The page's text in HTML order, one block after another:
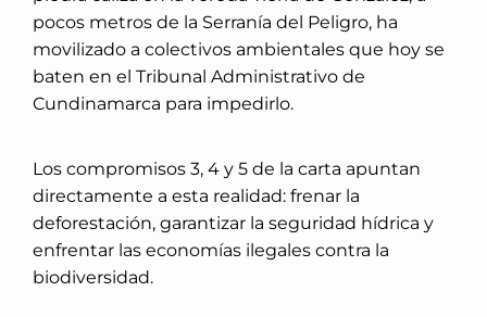
pocos metros de la Serranía del Peligro, ha
movilizado a colectivos ambientales que hoy se
baten en el Tribunal Administrativo de
Cundinamarca para impedirlo.
Los compromisos 3, 4 y 5 de la carta apuntan
directamente a esta realidad: frenar la
deforestación, garantizar la seguridad hídrica y
enfrentar las economías ilegales contra la
biodiversidad.